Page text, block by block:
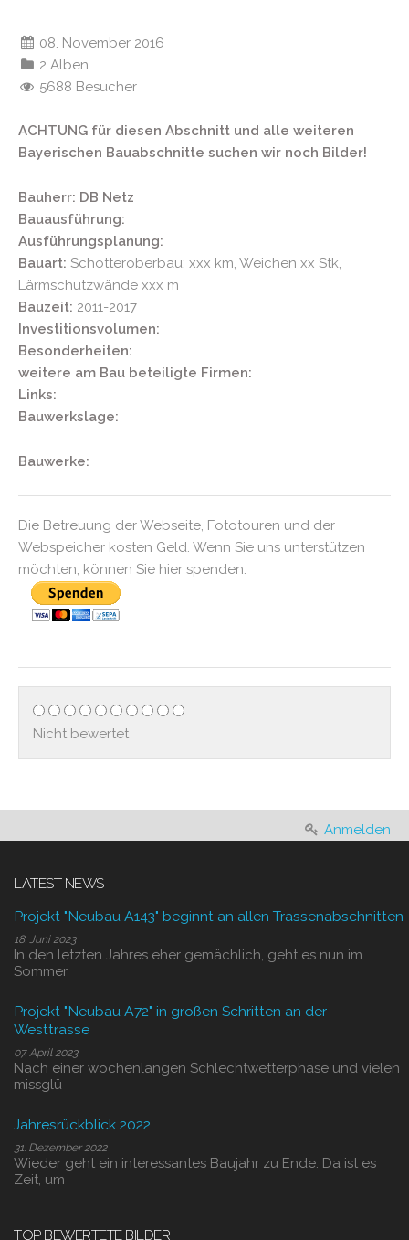
08. November 2016
2 Alben
5688 Besucher
ACHTUNG für diesen Abschnitt und alle weiteren
Bayerischen Bauabschnitte suchen wir noch Bilder!
Bauherr: DB Netz
Bauausführung:
Ausführungsplanung:
Bauart: Schotteroberbau: xxx km, Weichen xx Stk,
Lärmschutzwände xxx m
Bauzeit: 2011-2017
Investitionsvolumen:
Besonderheiten:
weitere am Bau beteiligte Firmen:
Links:
Bauwerkslage:
Bauwerke:
Die Betreuung der Webseite, Fototouren und der
Webspeicher kosten Geld. Wenn Sie uns unterstützen
möchten, können Sie hier spenden.
Nicht bewertet
Anmelden
LATEST NEWS
Projekt "Neubau A143" beginnt an allen Trassenabschnitten
18. Juni 2023
In den letzten Jahres eher gemächlich, geht es nun im
Sommer
Projekt "Neubau A72" in großen Schritten an der
Westtrasse
07. April 2023
Nach einer wochenlangen Schlechtwetterphase und vielen
missglü
Jahresrückblick 2022
31. Dezember 2022
Wieder geht ein interessantes Baujahr zu Ende. Da ist es
Zeit, um
TOP BEWERTETE BILDER